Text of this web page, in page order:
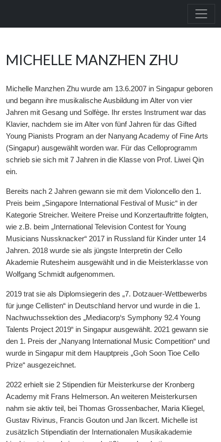
MICHELLE MANZHEN ZHU
Michelle Manzhen Zhu wurde am 13.6.2007 in Singapur geboren
und begann ihre musikalische Ausbildung im Alter von vier
Jahren mit Gesang und Solfège. Ihr erstes Instrument war das
Klavier, nachdem sie im Alter von fünf Jahren für das Gifted
Young Pianists Program an der Nanyang Academy of Fine Arts
(Singapur) ausgewählt worden war. Für das Celloprogramm
schrieb sie sich mit 7 Jahren in die Klasse von Prof. Liwei Qin
ein.
Bereits nach 2 Jahren gewann sie mit dem Violoncello den 1.
Preis beim „Singapore International Festival of Music“ in der
Kategorie Streicher. Weitere Preise und Konzertauftritte folgten,
wie z.B. beim „International Television Contest for Young
Musicians Nussknacker“ 2017 in Russland für Kinder unter 14
Jahren. 2018 wurde sie als jüngste Interpretin der Cello
Akademie Rutesheim ausgewählt und in die Meisterklasse von
Wolfgang Schmidt aufgenommen.
2019 trat sie als Diplomsiegerin des „7. Dotzauer-Wettbewerbs
für junge Cellisten“ in Deutschland hervor und wurde in die 1.
Nachwuchssektion des „Mediacorp‘s Symphony 92.4 Young
Talents Project 2019“ in Singapur ausgewählt. 2021 gewann sie
den 1. Preis der „Nanyang International Music Competition“ und
wurde in Singapur mit dem Hauptpreis „Goh Soon Tioe Cello
Prize“ ausgezeichnet.
2022 erhielt sie 2 Stipendien für Meisterkurse der Kronberg
Academy mit Frans Helmerson. An weiteren Meisterkursen
nahm sie aktiv teil, bei Thomas Grossenbacher, Maria Kliegel,
Gustav Rivinus, Francis Gouton und Jan Ikcert. Michelle ist
zusätzlich Stipendiatin der Internationalen Musikakademie